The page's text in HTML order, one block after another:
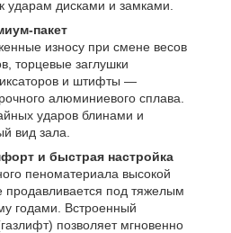
ударам дисками и замками.
пакет
износу при смене весов
торцевые заглушки
и штифты —
алюминиевого сплава.
ударов блинами и
вид зала.
и быстрая настройка
пеноматериала высокой
продавливается под тяжелым
годами. Встроенный
позволяет мгновенно